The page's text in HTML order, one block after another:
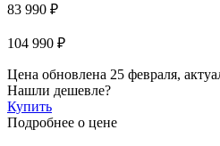
83 990 ₽
104 990 ₽
Цена обновлена 25 февраля,
Нашли дешевле?
Купить
Подробнее о цене